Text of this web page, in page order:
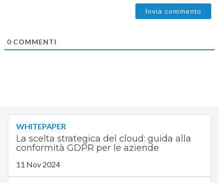
0COMMENTI
WHITEPAPER
La scelta strategica del cloud: guida alla
conformità GDPR per le aziende
11 Nov 2024